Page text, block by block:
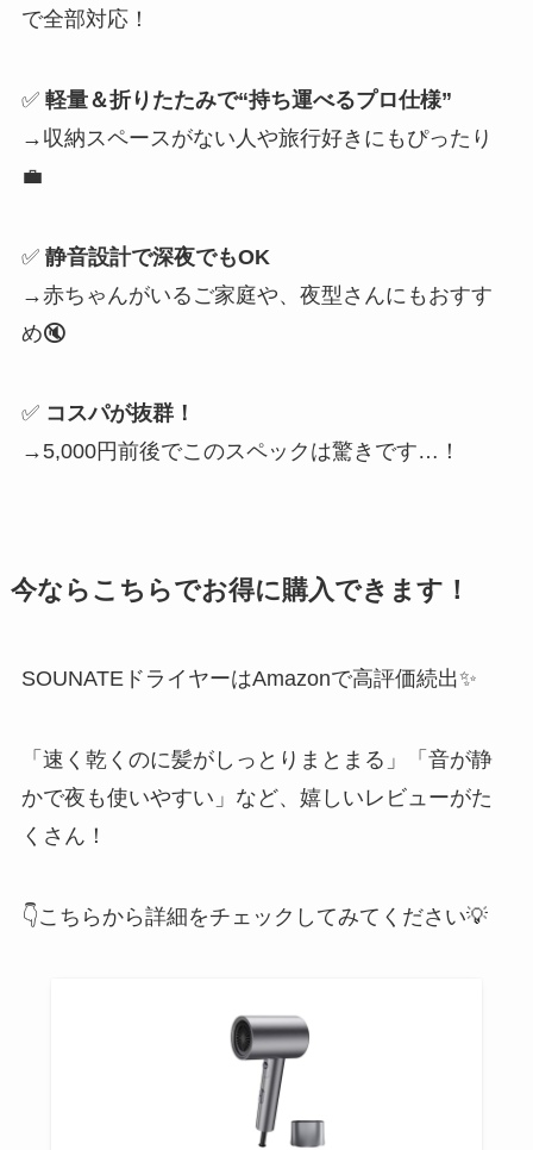
で全部対応！
✅ 軽量＆折りたたみで“持ち運べるプロ仕様”
→収納スペースがない人や旅行好きにもぴったり
💼
✅ 静音設計で深夜でもOK
→赤ちゃんがいるご家庭や、夜型さんにもおすす
め🔇
✅ コスパが抜群！
→5,000円前後でこのスペックは驚きです…！
今ならこちらでお得に購入できます！
SOUNATEドライヤーはAmazonで高評価続出✨
「速く乾くのに髪がしっとりまとまる」「音が静
かで夜も使いやすい」など、嬉しいレビューがた
くさん！
👇こちらから詳細をチェックしてみてください💡